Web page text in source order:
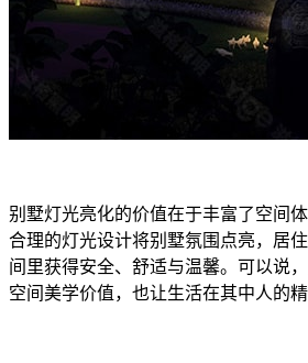
别墅灯光亮化的价值在于丰富了空间
合理的灯光设计将别墅氛围点亮，居
间里获得安全、舒适与温馨。可以说
空间美学价值，也让生活在其中人的